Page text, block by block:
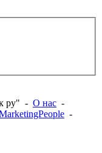
ру" - О нас -
-